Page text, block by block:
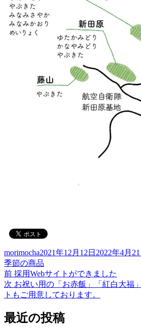
投
稿
者
morimocha投
稿
日:
2021年12月12日 2022年4月21
季節の商品
投
稿
ビ
前 前
の
投
採用Webサイトができました
次 次
の
稿:
お祝い用の「お赤飯」「紅白大福
トもご用意しております。
最近の投稿